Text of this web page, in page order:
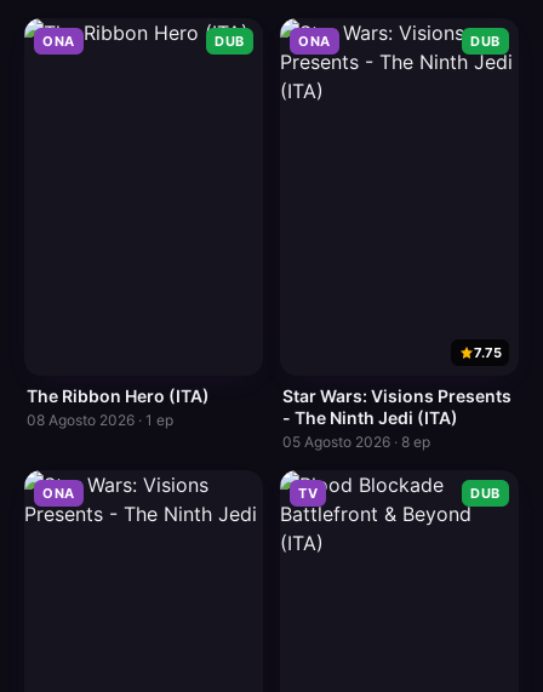
ONA DUB
The Ribbon Hero (ITA)
08 Agosto 2026 · 1 ep
ONA DUB
7.75
Star Wars: Visions Presents
- The Ninth Jedi (ITA)
05 Agosto 2026 · 8 ep
ONA TV DUB